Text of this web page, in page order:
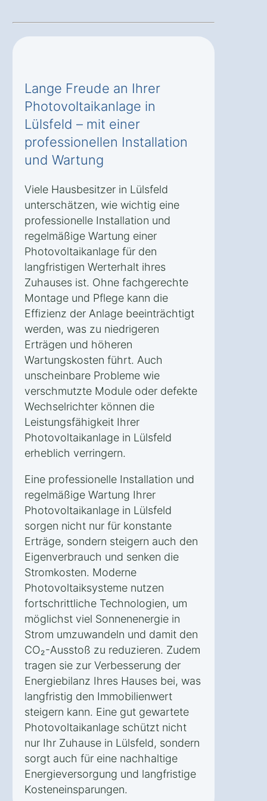
Lange Freude an Ihrer
Photovoltaikanlage in
Lülsfeld – mit einer
professionellen Installation
und Wartung
Viele Hausbesitzer in Lülsfeld
unterschätzen, wie wichtig eine
professionelle Installation und
regelmäßige Wartung einer
Photovoltaikanlage für den
langfristigen Werterhalt ihres
Zuhauses ist. Ohne fachgerechte
Montage und Pflege kann die
Effizienz der Anlage beeinträchtigt
werden, was zu niedrigeren
Erträgen und höheren
Wartungskosten führt. Auch
unscheinbare Probleme wie
verschmutzte Module oder defekte
Wechselrichter können die
Leistungsfähigkeit Ihrer
Photovoltaikanlage in Lülsfeld
erheblich verringern.
Eine professionelle Installation und
regelmäßige Wartung Ihrer
Photovoltaikanlage in Lülsfeld
sorgen nicht nur für konstante
Erträge, sondern steigern auch den
Eigenverbrauch und senken die
Stromkosten. Moderne
Photovoltaiksysteme nutzen
fortschrittliche Technologien, um
möglichst viel Sonnenenergie in
Strom umzuwandeln und damit den
CO₂-Ausstoß zu reduzieren. Zudem
tragen sie zur Verbesserung der
Energiebilanz Ihres Hauses bei, was
langfristig den Immobilienwert
steigern kann. Eine gut gewartete
Photovoltaikanlage schützt nicht
nur Ihr Zuhause in Lülsfeld, sondern
sorgt auch für eine nachhaltige
Energieversorgung und langfristige
Kosteneinsparungen.